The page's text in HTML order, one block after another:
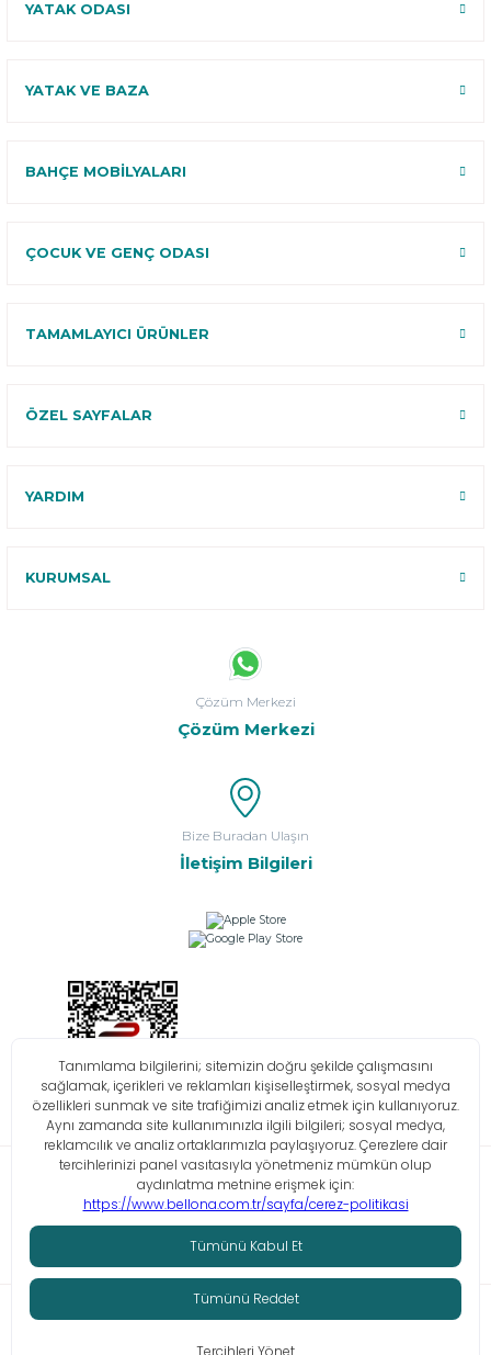
YATAK ODASI
YATAK VE BAZA
BAHÇE MOBİLYALARI
ÇOCUK VE GENÇ ODASI
TAMAMLAYICI ÜRÜNLER
ÖZEL SAYFALAR
YARDIM
KURUMSAL
Çözüm Merkezi
Çözüm Merkezi
Bize Buradan Ulaşın
İletişim Bilgileri
Bilgi Toplumu Hizmetleri KVKK Çerez Politikası İşlem Rehberi
© Tüm hakları saklıdır. Bellona 2026